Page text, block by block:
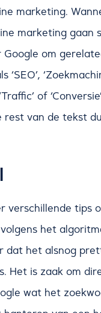
marketing.
marketing gaan
Google om
‘SEO’,
of
rest van de tekst
verschillende tips
het
dat het alsnog
Het is zaak om
wat het